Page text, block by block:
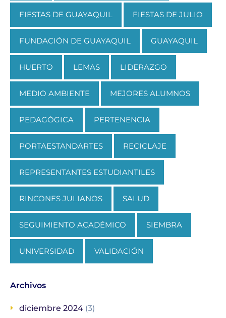
FIESTAS DE GUAYAQUIL FIESTAS DE JULIO
FUNDACIÓN DE GUAYAQUIL GUAYAQUIL
HUERTO LEMAS LIDERAZGO
MEDIO AMBIENTE MEJORES ALUMNOS
PEDAGÓGICA PERTENENCIA
PORTAESTANDARTES RECICLAJE
REPRESENTANTES ESTUDIANTILES
RINCONES JULIANOS SALUD
SEGUIMIENTO ACADÉMICO SIEMBRA
UNIVERSIDAD VALIDACIÓN
Archivos
diciembre 2024 (3)